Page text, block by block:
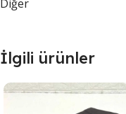
Diğer
İlgili ürünler